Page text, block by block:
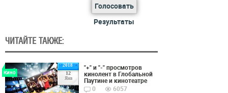
Голосовать
Результаты
ЧИТАЙТЕ ТАКЖЕ:
2018
12
Янв
Кино
"+" и "-" просмотров
кинолент в Глобальной
Паутине и кинотеатре
0
6057